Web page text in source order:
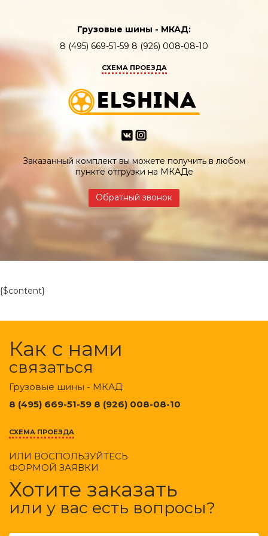
Грузовые шины - МКАД:
8 (495) 669-51-59 8 (926) 008-08-10
СХЕМА ПРОЕЗДА
Заказанный комплект вы можете получить в любом
пункте отгрузки на МКАДе
Обратный звонок
{$content}
Как с нами
связаться
Грузовые шины - МКАД:
8 (495) 669-51-59 8 (926) 008-08-10
СХЕМА ПРОЕЗДА
ИЛИ ВОСПОЛЬЗУЙТЕСЬ
ФОРМОЙ ЗАЯВКИ
Хотите заказать
или у вас есть вопросы?